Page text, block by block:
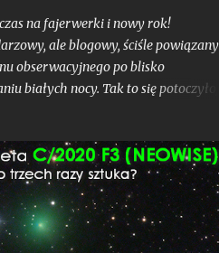
na fajerwerki i nowy rok!
ale blogowy, ściśle
obserwacyjnego po blisko
białych nocy. Tak to się
i maksymalnym dystansie od
swoje kolejne, już siedemnaste,
Gwiazdy odkąd w
Internetu otrzymaliście pierwszy,
temu blogowi. Z punktu